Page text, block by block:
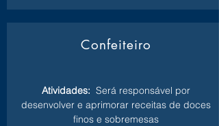
Confeiteiro
Atividades: Será responsável por
desenvolver e aprimorar receitas de doces
finos e sobremesas